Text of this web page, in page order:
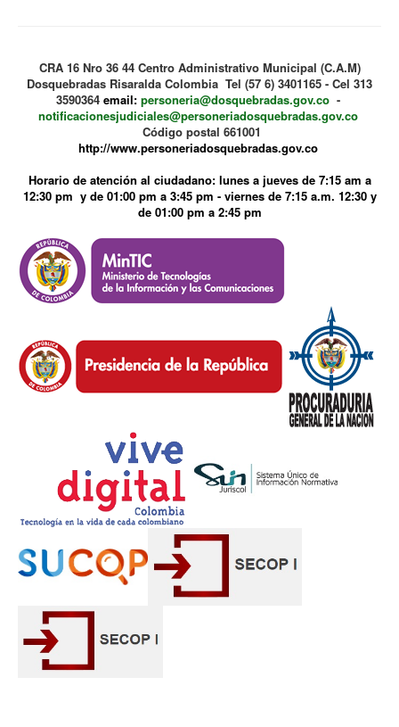
CRA 16 Nro 36 44 Centro Administrativo Municipal (C.A.M)
Dosquebradas Risaralda Colombia Tel (57 6) 3401165 - Cel 313
3590364 email: personeria@dosquebradas.gov.co-
notificacionesjudiciales@personeriadosquebradas.gov.co
Código postal 661001
http://www.personeriadosquebradas.gov.co
Horario de atención al ciudadano: lunes a jueves de 7:15 am a
12:30 pm y de 01:00 pm a 3:45 pm - viernes de 7:15 a.m. 12:30 y
de 01:00 pm a 2:45 pm